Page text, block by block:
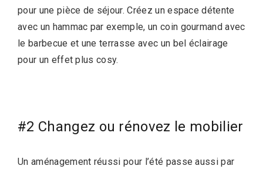
pour une pièce de séjour. Créez un espace détente
avec un hammac par exemple, un coin gourmand avec
le barbecue et une terrasse avec un bel éclairage
pour un effet plus cosy.
#2 Changez ou rénovez le mobilier
Un aménagement réussi pour l’été passe aussi par